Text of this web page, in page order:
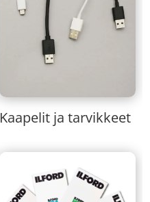
Kaapelit ja tarvikkeet